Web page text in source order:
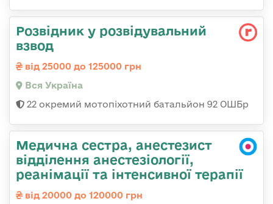
Розвідник у розвідувальний
взвод
від 25000 до 125000 грн
Вся Україна
22 окремий мотопіхотний батальйон 92 ОШБр
Медична сестра, анестезист
відділення анестезіології,
реанімації та інтенсивної терапії
від 20000 до 120000 грн